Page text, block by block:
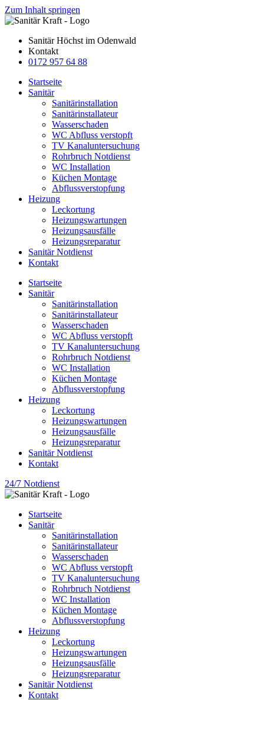
Zum Inhalt springen
Sanitär Höchst im Odenwald
Kontakt
0172 957 64 88
Startseite
Sanitär
Sanitärinstallation
Sanitärinstallateur
Wasserschaden
WC Abfluss verstopft
TV Kanaluntersuchung
Rohrbruch Notdienst
WC Installation
Küchen Montage
Abflussverstopfung
Heizung
Leckortung
Heizungswartungen
Heizungsausfälle
Heizungsreparatur
Sanitär Notdienst
Kontakt
Startseite
Sanitär
Sanitärinstallation
Sanitärinstallateur
Wasserschaden
WC Abfluss verstopft
TV Kanaluntersuchung
Rohrbruch Notdienst
WC Installation
Küchen Montage
Abflussverstopfung
Heizung
Leckortung
Heizungswartungen
Heizungsausfälle
Heizungsreparatur
Sanitär Notdienst
Kontakt
24/7 Notdienst
Startseite
Sanitär
Sanitärinstallation
Sanitärinstallateur
Wasserschaden
WC Abfluss verstopft
TV Kanaluntersuchung
Rohrbruch Notdienst
WC Installation
Küchen Montage
Abflussverstopfung
Heizung
Leckortung
Heizungswartungen
Heizungsausfälle
Heizungsreparatur
Sanitär Notdienst
Kontakt